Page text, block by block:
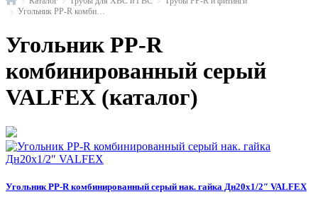
Угольник PP-R комбинированный серый VALFEX
Угольник PP-R
комбинированный серый
VALFEX (каталог)
Угольник PP-R комбинированный серый нак. гайка Дн20х1/2″ VALFEX